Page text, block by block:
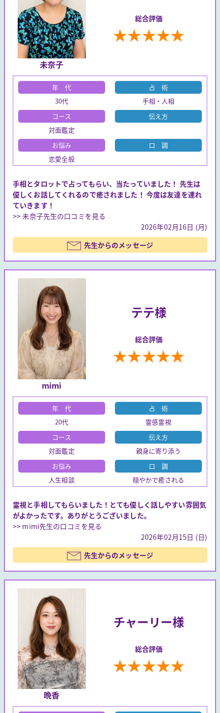
未奈子
総合評価
★★★★★
年 代
30代
コース
対面鑑定
お悩み
恋愛全般
占 術
手相・人相
伝え方
口 調
手相とタロットで占ってもらい、当たっていました！ 先生は
優しくお話してくれるので癒されました！ 今度は友達を連れ
ていきます！
>> 未奈子先生の口コミを見る
2026年02月16日 (月)
先生からのメッセージ
mimi
テテ様
総合評価
★★★★★
年 代
20代
コース
対面鑑定
お悩み
人生相談
占 術
霊感霊視
伝え方
親身に寄り添う
口 調
穏やかで癒される
霊視と手相してもらいました！とても優しく話しやすい雰囲気
がよかったです。ありがとうございました。
>> mimi先生の口コミを見る
2026年02月15日 (日)
先生からのメッセージ
晩香
チャーリー様
総合評価
★★★★★